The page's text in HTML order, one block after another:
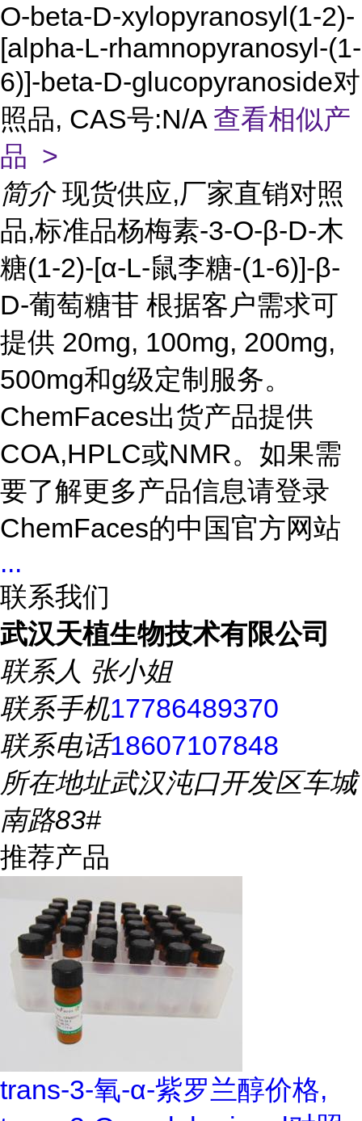
O-beta-D-xylopyranosyl(1-2)-
[alpha-L-rhamnopyranosyl-(1-
6)]-beta-D-glucopyranoside对
照品, CAS号:N/A 查看相似产
品 >
简介 现货供应,厂家直销对照
品,标准品杨梅素-3-O-β-D-木
糖(1-2)-[α-L-鼠李糖-(1-6)]-β-
D-葡萄糖苷 根据客户需求可
提供 20mg, 100mg, 200mg,
500mg和g级定制服务。
ChemFaces出货产品提供
COA,HPLC或NMR。如果需
要了解更多产品信息请登录
ChemFaces的中国官方网站
...
联系我们
武汉天植生物技术有限公司
联系人 张小姐
联系手机17786489370
联系电话18607107848
所在地址武汉沌口开发区车城
南路83#
推荐产品
trans-3-氧-α-紫罗兰醇价格,